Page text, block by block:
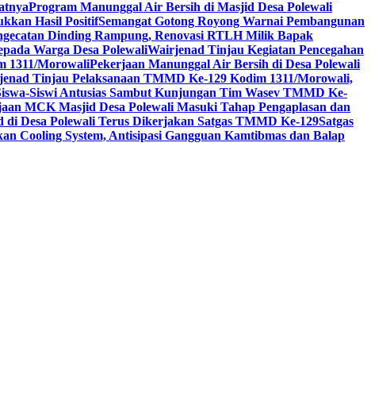
Program Manunggal Air Bersih di Masjid Desa Polewali
Hasil PositifSemangat Gotong Royong Warnai Pembangunan
Dinding Rampung, Renovasi RTLH Milik Bapak
Warga Desa PolewaliWairjenad Tinjau Kegiatan Pencegahan
1311/MorowaliPekerjaan Manunggal Air Bersih di Desa Polewali
Tinjau Pelaksanaan TMMD Ke-129 Kodim 1311/Morowali,
Siswi Antusias Sambut Kunjungan Tim Wasev TMMD Ke-
MCK Masjid Desa Polewali Masuki Tahap Pengaplasan dan
di Desa Polewali Terus Dikerjakan Satgas TMMD Ke-129Satgas
Cooling System, Antisipasi Gangguan Kamtibmas dan Balap